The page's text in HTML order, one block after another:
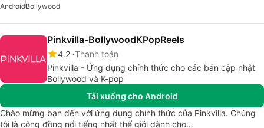
AndroidBollywood
Pinkvilla-BollywoodKPopReels
4.2 Thanh toán
Pinkvilla - Ứng dụng chính thức cho các bản cập nhật
Bollywood và K-pop
Tải xuống cho Android
Chào mừng bạn đến với ứng dụng chính thức của Pinkvilla. Chúng
tôi là cộng đồng nổi tiếng nhất thế giới dành cho…